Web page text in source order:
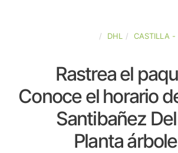
DHL CASTILLA -
Rastrea el
Conoce el horario
Santibañez
Planta